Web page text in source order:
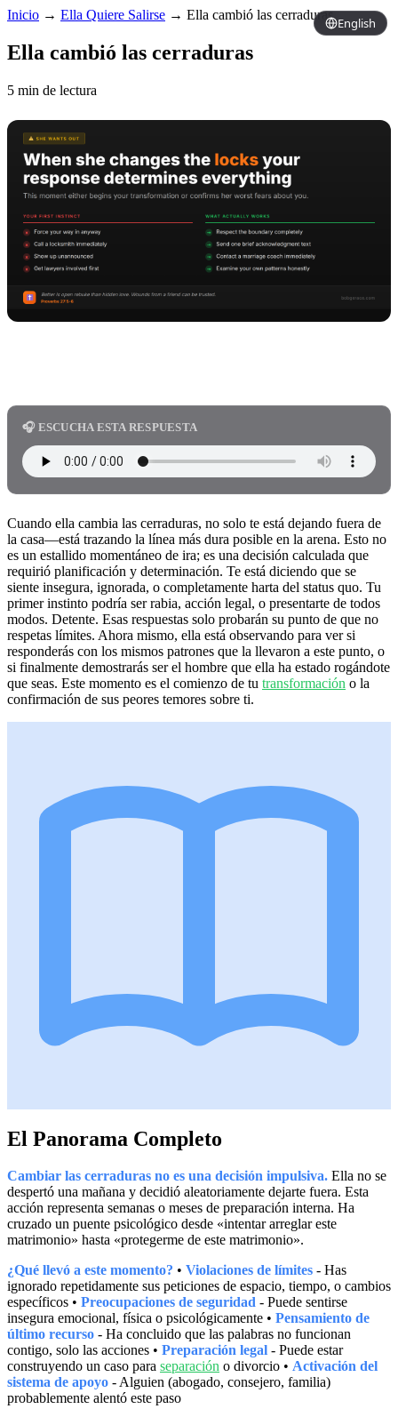
English
Inicio → Ella Quiere Salirse → Ella cambió las cerraduras
Ella cambió las cerraduras
5 min de lectura
🎧 ESCUCHA ESTA RESPUESTA
Cuando ella cambia las cerraduras, no solo te está dejando fuera de
la casa—está trazando la línea más dura posible en la arena. Esto no
es un estallido momentáneo de ira; es una decisión calculada que
requirió planificación y determinación. Te está diciendo que se
siente insegura, ignorada, o completamente harta del status quo. Tu
primer instinto podría ser rabia, acción legal, o presentarte de todos
modos. Detente. Esas respuestas solo probarán su punto de que no
respetas límites. Ahora mismo, ella está observando para ver si
responderás con los mismos patrones que la llevaron a este punto, o
si finalmente demostrarás ser el hombre que ella ha estado rogándote
que seas. Este momento es el comienzo de tu transformación o la
confirmación de sus peores temores sobre ti.
El Panorama Completo
Cambiar las cerraduras no es una decisión impulsiva. Ella no se
despertó una mañana y decidió aleatoriamente dejarte fuera. Esta
acción representa semanas o meses de preparación interna. Ha
cruzado un puente psicológico desde «intentar arreglar este
matrimonio» hasta «protegerme de este matrimonio».
¿Qué llevó a este momento? • Violaciones de límites - Has
ignorado repetidamente sus peticiones de espacio, tiempo, o cambios
específicos • Preocupaciones de seguridad - Puede sentirse
insegura emocional, física o psicológicamente • Pensamiento de
último recurso - Ha concluido que las palabras no funcionan
contigo, solo las acciones • Preparación legal - Puede estar
construyendo un caso para separación o divorcio • Activación del
sistema de apoyo - Alguien (abogado, consejero, familia)
probablemente alentó este paso